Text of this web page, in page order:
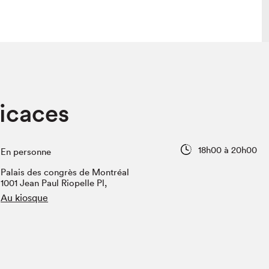
Vidéos et balados
En personne
18h00 à 20h00
Palais des congrès de Montréal
1001 Jean Paul Riopelle Pl,
Au kiosque